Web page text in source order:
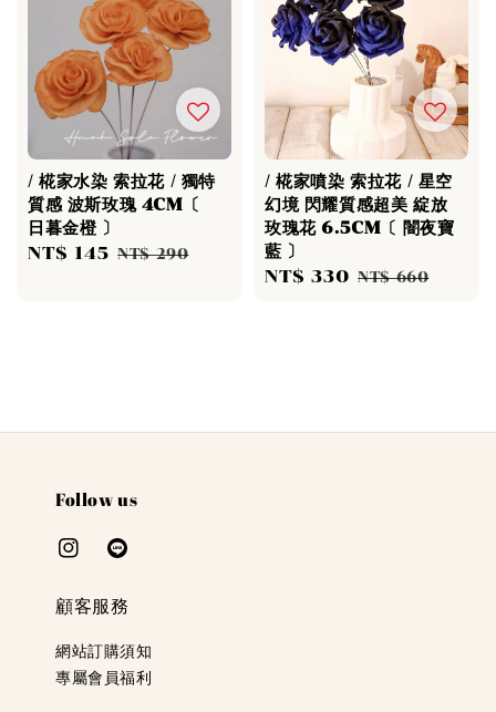
/ 椛家水染 索拉花 / 獨特
質感 波斯玫瑰 4CM〔
日暮金橙 〕
Sale
NT$ 145 Regular
NT$ 290
/ 椛家噴染 索拉花 / 星空
幻境 閃耀質感超美 綻放
玫瑰花 6.5CM〔 闇夜寶
藍 〕
Sale
NT$ 330 Regular
NT$ 660
Follow us
顧客服務
網站訂購須知
專屬會員福利